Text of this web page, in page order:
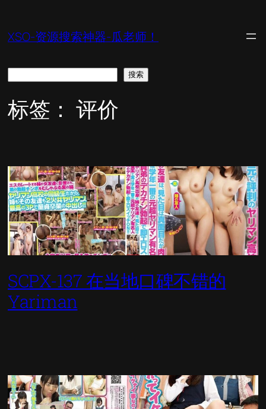
内
XSO-资源搜索神器-瓜老师！
搜索
标签： 评价
SCPX-137 在当地口碑不错的
Yariman